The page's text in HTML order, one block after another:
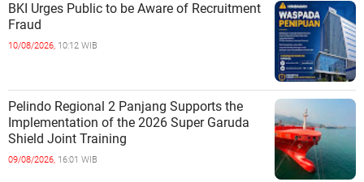
BKI Urges Public to be Aware of Recruitment
Fraud
10/08/2026, 10:12 WIB
Pelindo Regional 2 Panjang Supports the
Implementation of the 2026 Super Garuda
Shield Joint Training
09/08/2026, 16:01 WIB